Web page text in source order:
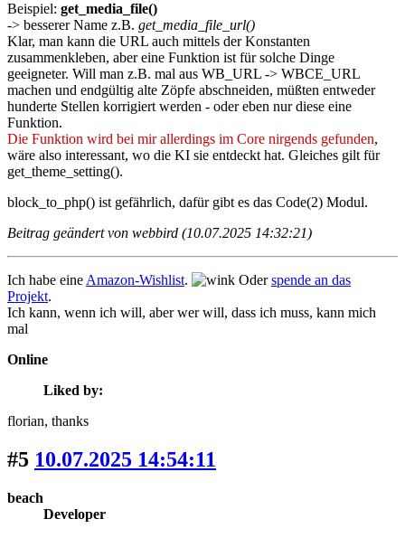
Beispiel: get_media_file()
-> besserer Name z.B. get_media_file_url()
Klar, man kann die URL auch mittels der Konstanten
zusammenkleben, aber eine Funktion ist für solche Dinge
geeigneter. Will man z.B. mal aus WB_URL -> WBCE_URL
machen und endgültig alte Zöpfe abschneiden, müßten entweder
hunderte Stellen korrigiert werden - oder eben nur diese eine
Funktion.
Die Funktion wird bei mir allerdings im Core nirgends gefunden,
wäre also interessant, wo die KI sie entdeckt hat. Gleiches gilt für
get_theme_setting().
block_to_php() ist gefährlich, dafür gibt es das Code(2) Modul.
Beitrag geändert von webbird (10.07.2025 14:32:21)
Ich habe eine Amazon-Wishlist. Oderspende an das
Projekt.
Ich kann, wenn ich will, aber wer will, dass ich muss, kann mich
mal
Online
Liked by:
florian, thanks
#5 10.07.2025 14:54:11
beach
Developer